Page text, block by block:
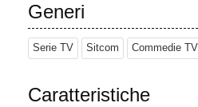
Generi
Serie TV Sitcom Commedie TV
Caratteristiche